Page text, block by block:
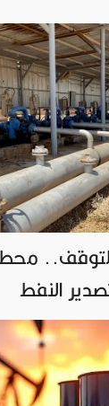
النفط